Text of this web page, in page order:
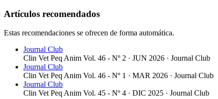
Artículos recomendados
Estas recomendaciones se ofrecen de forma automática.
Journal Club
Clin Vet Peq Anim Vol. 46 - Nº 2 · JUN 2026 · Journal Club
Journal Club
Clin Vet Peq Anim Vol. 46 - Nº 1 · MAR 2026 · Journal Club
Journal Club
Clin Vet Peq Anim Vol. 45 - Nº 4 · DIC 2025 · Journal Club